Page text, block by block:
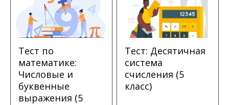
Тест по
математике:
Числовые и
буквенные
выражения (5
Тест: Десятичная
система
счисления (5
класс)